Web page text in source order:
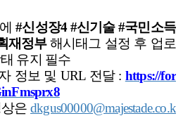
#신성장4 #신기술#국민소득
재정부 해시태그 설정 후 업로
유지 필수
정보 및 URL 전달 : https://for
상은dkgus00000@majestade.co.k